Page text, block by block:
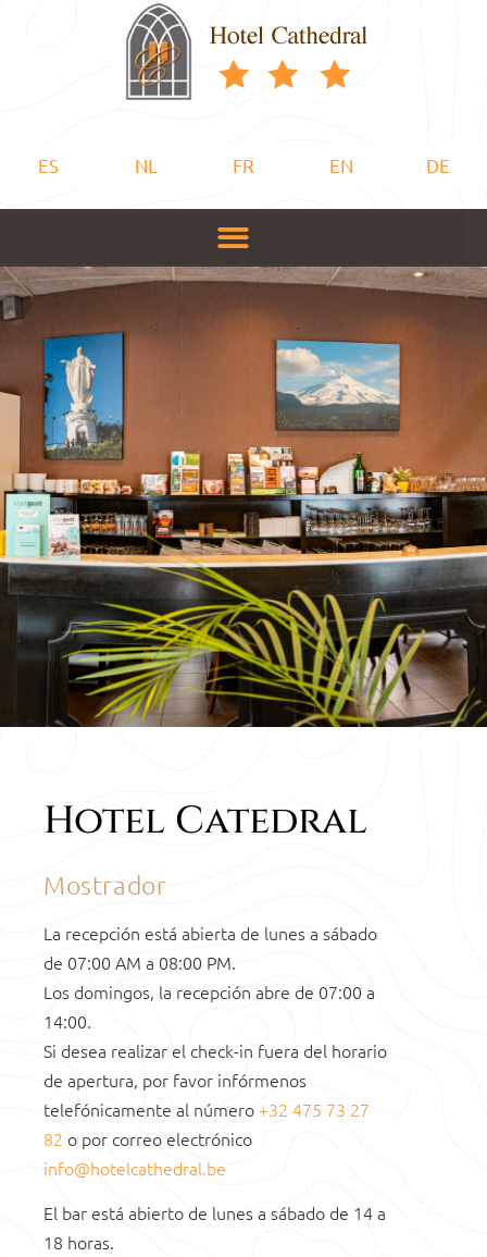
ES NL FR EN DE
CONTACTO
HOTEL
CATHEDRAL
GANTE
Hotel Catedral
Mostrador
La recepción está abierta de lunes a sábado
de 07:00 AM a 08:00 PM.
Los domingos, la recepción abre de 07:00 a
14:00.
Si desea realizar el check-in fuera del horario
de apertura, por favor infórmenos
telefónicamente al número +32 475 73 27
82 o por correo electrónico
info@hotelcathedral.be
El bar está abierto de lunes a sábado de 14 a
18 horas.